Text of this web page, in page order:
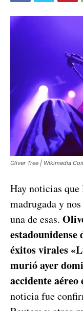
Oliver Tree | Wikimedia
Hay noticias que
madrugada y
una de esas.
estadounidense
éxitos virales
murió ayer
accidente
noticia fue